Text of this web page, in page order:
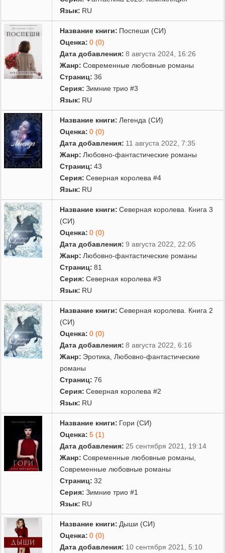
Язык: RU
Название книги: Поспеши (СИ)
Оценка: 0 (0)
Дата добавления: 8 августа 2024, 16:26
Жанр: Современные любовные романы
Страниц: 36
Серия: Зимние трио #3
Язык: RU
Название книги: Легенда (СИ)
Оценка: 0 (0)
Дата добавления: 11 августа 2022, 7:35
Жанр: Любовно-фантастические романы
Страниц: 43
Серия: Северная королева #4
Язык: RU
Название книги: Северная королева. Книга 3
(СИ)
Оценка: 0 (0)
Дата добавления: 9 августа 2022, 22:05
Жанр: Любовно-фантастические романы
Страниц: 81
Серия: Северная королева #3
Язык: RU
Название книги: Северная королева. Книга 2
(СИ)
Оценка: 0 (0)
Дата добавления: 8 августа 2022, 6:16
Жанр: Эротика
Любовно-фантастические
романы
Страниц: 76
Серия: Северная королева #2
Язык: RU
Название книги: Гори (СИ)
Оценка: 5 (1)
Дата добавления: 25 сентября 2021, 19:14
Жанр: Современные любовные романы
Современные любовные романы
Страниц: 32
Серия: Зимние трио #1
Язык: RU
Название книги: Дыши (СИ)
Оценка: 0 (0)
Дата добавления: 10 сентября 2021, 5:10